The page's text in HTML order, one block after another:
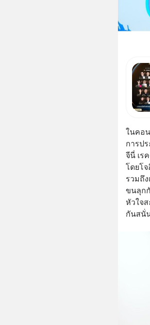
ในคอ
การป
จีนี่ เร
โดยโ
รวมถึ
ขนลุก
หัวใจ
กันสนั่